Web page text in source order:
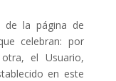
de la página de
celebran: por
el Usuario,
en este